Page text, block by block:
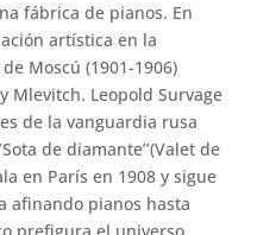
fábrica de pianos. En
artística en la
Moscú (1901-1906)
Mlevitch. Leopold Survage
de la vanguardia rusa
de diamante’’(Valet de
en París en 1908 y sigue
afinando pianos hasta